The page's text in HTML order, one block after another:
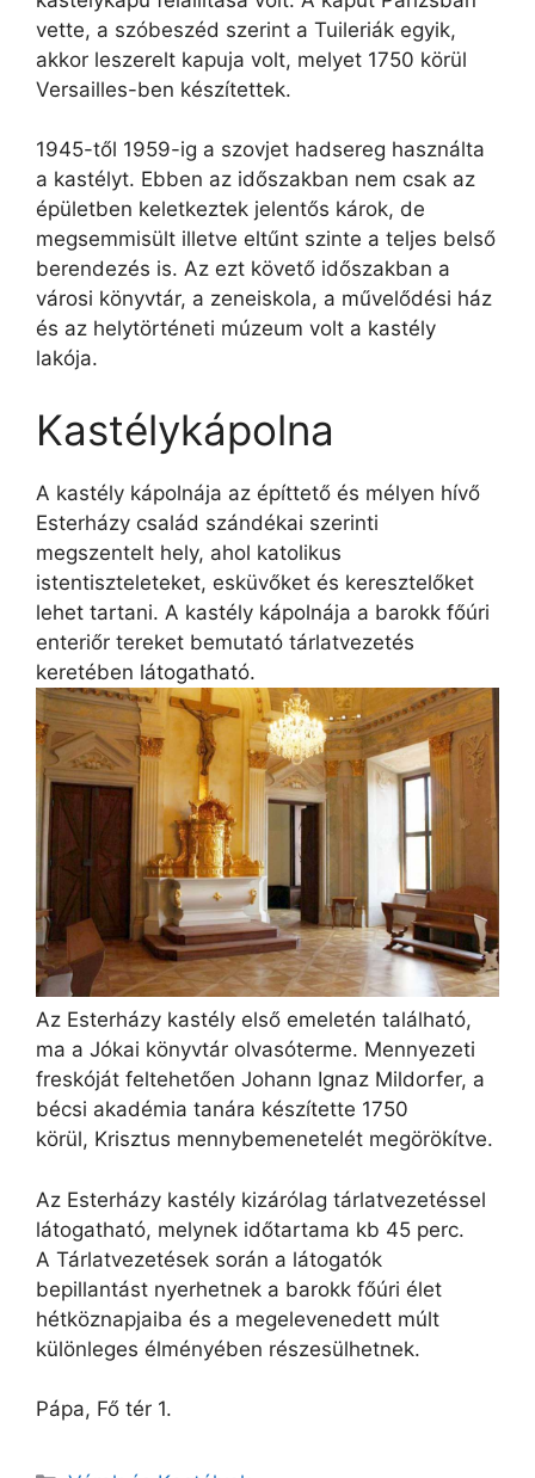
vette, a szóbeszéd szerint a Tuileriák egyik,
akkor leszerelt kapuja volt, melyet 1750 körül
Versailles-ben készítettek.
1945-től 1959-ig a szovjet hadsereg használta
a kastélyt. Ebben az időszakban nem csak az
épületben keletkeztek jelentős károk, de
megsemmisült illetve eltűnt szinte a teljes belső
berendezés is. Az ezt követő időszakban a
városi könyvtár, a zeneiskola, a művelődési ház
és az helytörténeti múzeum volt a kastély
lakója.
Kastélykápolna
A kastély kápolnája az építtető és mélyen hívő
Esterházy család szándékai szerinti
megszentelt hely, ahol katolikus
istentiszteleteket, esküvőket és keresztelőket
lehet tartani. A kastély kápolnája a barokk főúri
enteriőr tereket bemutató tárlatvezetés
keretében látogatható.
Az Esterházy kastély első emeletén található,
ma a Jókai könyvtár olvasóterme. Mennyezeti
freskóját feltehetően Johann Ignaz Mildorfer, a
bécsi akadémia tanára készítette 1750
körül, Krisztus mennybemenetelét megörökítve.
Az Esterházy kastély kizárólag tárlatvezetéssel
látogatható, melynek időtartama kb 45 perc.
A Tárlatvezetések során a látogatók
bepillantást nyerhetnek a barokk főúri élet
hétköznapjaiba és a megelevenedett múlt
különleges élményében részesülhetnek.
Pápa, Fő tér 1.